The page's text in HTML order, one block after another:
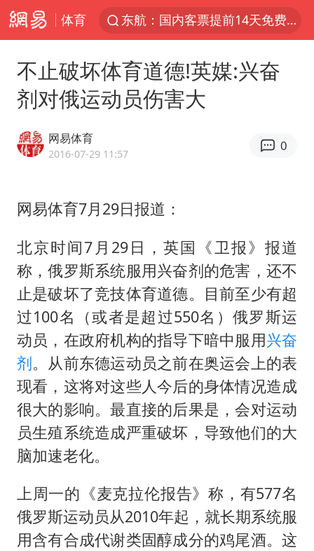
体育
东航：国内客票提前14天免费退改
向鹏0-3不敌张本智和
“新疆阿勒泰八月能滑雪”不实
我国外贸延续良好增长态势
宇树科技中一签需缴款7.54万元
国防部：中国军队坚决反制任何闹海挑衅图谋
百花奖开幕式
广东雷州通报特教老师招聘违规事件
两名乘客在飞机上因调节座椅起冲突
女儿为争财产堵门阻挠父亲出殡
夯实基础开新局
不止破坏体育道德!英媒:兴奋
剂对俄运动员伤害大
网易体育
2016-07-29 11:57
0
网易体育7月29日报道：
北京时间7月29日，英国《卫报》报道
称，俄罗斯系统服用兴奋剂的危害，还不
止是破坏了竞技体育道德。目前至少有超
过100名（或者是超过550名）俄罗斯运
动员，在政府机构的指导下暗中服用兴奋
剂。从前东德运动员之前在奥运会上的表
现看，这将对这些人今后的身体情况造成
很大的影响。最直接的后果是，会对运动
员生殖系统造成严重破坏，导致他们的大
脑加速老化。
上周一的《麦克拉伦报告》称，有577名
俄罗斯运动员从2010年起，就长期系统服
用含有合成代谢类固醇成分的鸡尾酒。这